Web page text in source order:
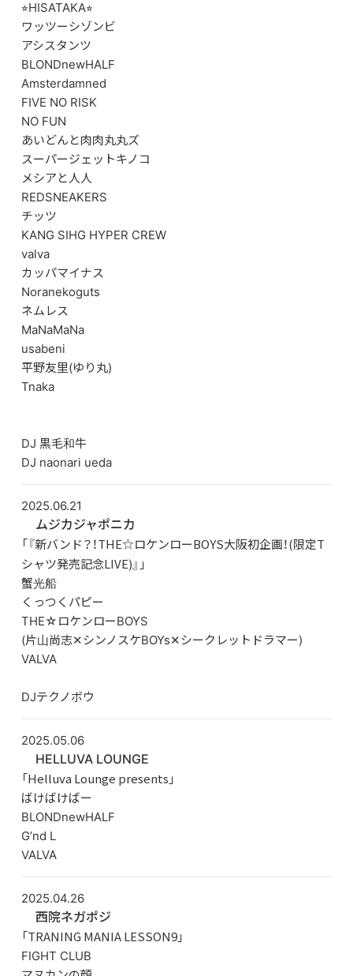
⭐︎HISATAKA⭐︎
ワッツーシゾンビ
アシスタンツ
BLONDnewHALF
Amsterdamned
FIVE NO RISK
NO FUN
あいどんと肉肉丸丸ズ
スーパージェットキノコ
メシアと人人
REDSNEAKERS
チッツ
KANG SIHG HYPER CREW
valva
カッパマイナス
Noranekoguts
ネムレス
MaNaMaNa
usabeni
平野友里(ゆり丸)
Tnaka
DJ 黒毛和牛
DJ naonari ueda
2025.06.21
ムジカジャポニカ
「『新バンド？！THE☆ロケンローBOYS大阪初企画！(限定T
シャツ発売記念LIVE)』」
蟹光船
くっつくパピー
THE☆ロケンローBOYS
(片山尚志✕シンノスケBOYs✕シークレットドラマー)
VALVA
DJテクノボウ
2025.05.06
HELLUVA LOUNGE
「Helluva Lounge presents」
ばけばけばー
BLONDnewHALF
G’nd L
VALVA
2025.04.26
西院ネガポジ
「TRANING MANIA LESSON9」
FIGHT CLUB